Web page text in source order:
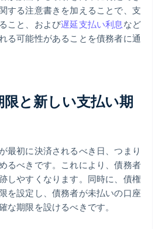
する注意書きを加えることで、支
こと、および遅延支払い利息など
る可能性があることを債務者に通
と新しい支払い期
最初に決済されるべき日、つまり
るべきです。これにより、債務者
しやすくなります。同時に、債権
を設定し、債務者が未払いの口座
な期限を設けるべきです。